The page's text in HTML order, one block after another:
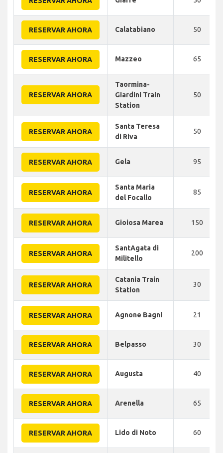
RESERVAR AHORA Calatabiano 50
RESERVAR AHORA Mazzeo 65
RESERVAR AHORA
Taormina-
Giardini Train
Station
50
RESERVAR AHORA
Santa Teresa
di Riva
50
RESERVAR AHORA Gela 95
RESERVAR AHORA
Santa Maria
del Focallo
85
RESERVAR AHORA Gioiosa Marea 150
RESERVAR AHORA
SantAgata di
Militello
200
RESERVAR AHORA
Catania Train
Station
30
RESERVAR AHORA Agnone Bagni 21
RESERVAR AHORA Belpasso 30
RESERVAR AHORA Augusta 40
RESERVAR AHORA Arenella 65
RESERVAR AHORA Lido di Noto 60